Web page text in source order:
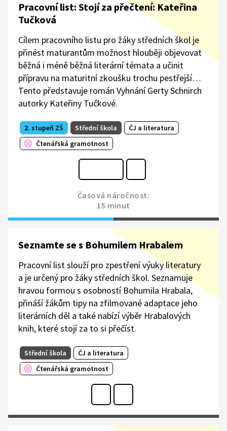
Pracovní list: Stojí za přečtení: Kateřina
Tučková
Cílem pracovního listu pro žáky středních škol je
přinést maturantům možnost hlouběji objevovat
běžná i méně běžná literární témata a učinit
přípravu na maturitní zkoušku trochu pestřejší…
Tento představuje román Vyhnání Gerty Schnirch
autorky Kateřiny Tučkové.
2. stupeň ZŠ Střední škola
ČJ a literatura
Čtenářská gramotnost
Časová náročnost:
15 minut
Seznamte se s Bohumilem Hrabalem
Pracovní list slouží pro zpestření výuky literatury
a je určený pro žáky středních škol. Seznamuje
hravou formou s osobností Bohumila Hrabala,
přináší žákům tipy na zfilmované adaptace jeho
literárních děl a také nabízí výběr Hrabalových
knih, které stojí za to si přečíst.
Střední škola
ČJ a literatura
Čtenářská gramotnost